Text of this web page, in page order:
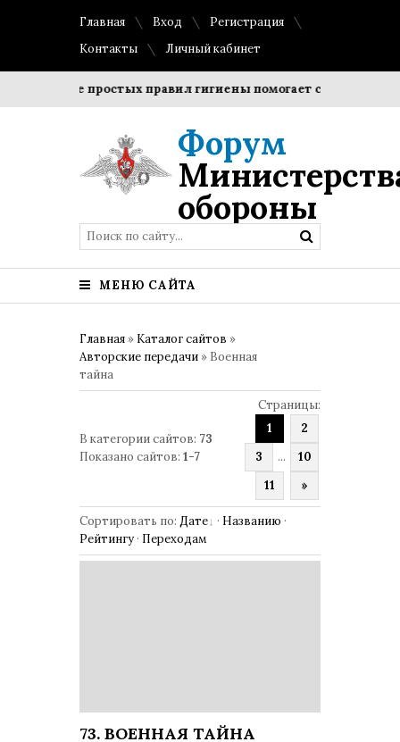
Главная Вход
Регистрация
Контакты
Личный кабинет
простых правил гигиены помогает сохранить
Форум
обороны
МЕНЮ САЙТА
Главная » Каталог сайтов »
Авторские передачи » Военная
тайна
В категории сайтов: 73
Показано сайтов: 1-7
Страницы:
1
2
3
...
10
11
»
Сортировать по: Дате · Названию ·
Рейтингу· Переходам
73. ВОЕННАЯ ТАЙНА